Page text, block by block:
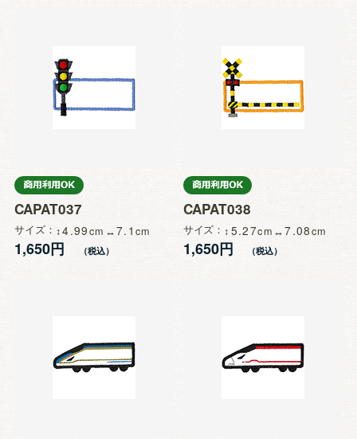
CAPAT037
サイズ 4.99 7.1
1,650円
CAPAT038
サイズ 5.27 7.08
1,650円